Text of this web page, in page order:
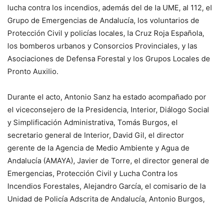
lucha contra los incendios, además del de la UME, al 112, el
Grupo de Emergencias de Andalucía, los voluntarios de
Protección Civil y policías locales, la Cruz Roja Española,
los bomberos urbanos y Consorcios Provinciales, y las
Asociaciones de Defensa Forestal y los Grupos Locales de
Pronto Auxilio.
Durante el acto, Antonio Sanz ha estado acompañado por
el viceconsejero de la Presidencia, Interior, Diálogo Social
y Simplificación Administrativa, Tomás Burgos, el
secretario general de Interior, David Gil, el director
gerente de la Agencia de Medio Ambiente y Agua de
Andalucía (AMAYA), Javier de Torre, el director general de
Emergencias, Protección Civil y Lucha Contra los
Incendios Forestales, Alejandro García, el comisario de la
Unidad de Policía Adscrita de Andalucía, Antonio Burgos,